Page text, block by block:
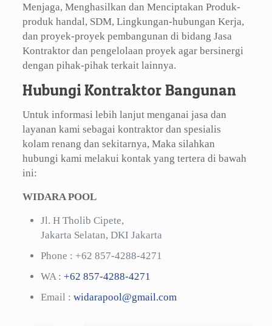
Menjaga, Menghasilkan dan Menciptakan Produk-
produk handal, SDM, Lingkungan-hubungan Kerja,
dan proyek-proyek pembangunan di bidang Jasa
Kontraktor dan pengelolaan proyek agar bersinergi
dengan pihak-pihak terkait lainnya.
Hubungi Kontraktor Bangunan
Untuk informasi lebih lanjut menganai jasa dan
layanan kami sebagai kontraktor dan spesialis
kolam renang dan sekitarnya, Maka silahkan
hubungi kami melakui kontak yang tertera di bawah
ini:
WIDARA POOL
Jl. H Tholib Cipete,
Jakarta Selatan, DKI Jakarta
Phone : +62 857-4288-4271
WA : +62 857-4288-4271
Email : widarapool@gmail.com